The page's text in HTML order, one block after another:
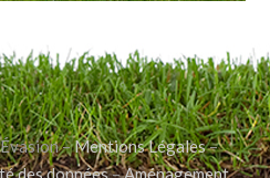
–Mentions Légales–
des données–Aménagement